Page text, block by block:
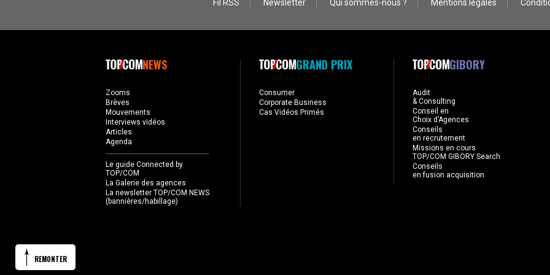
Fil RSS Newsletter Qui sommes-nous ? Mentions légales
NEWS
Zooms
Brèves
Mouvements
Interviews vidéos
Articles
Agenda
Le guide Connected by
TOP/COM
La Galerie des agences
La newsletter TOP/COM NEWS
(bannières/habillage)
GRAND PRIX
Consumer
Corporate Business
Cas Vidéos Primés
GIBORY
Audit
& Consulting
Conseil en
Choix d’Agences
Conseils
en recrutement
Missions en cours
TOP/COM GIBORY Search
Conseils
en fusion acquisition
REMONTER